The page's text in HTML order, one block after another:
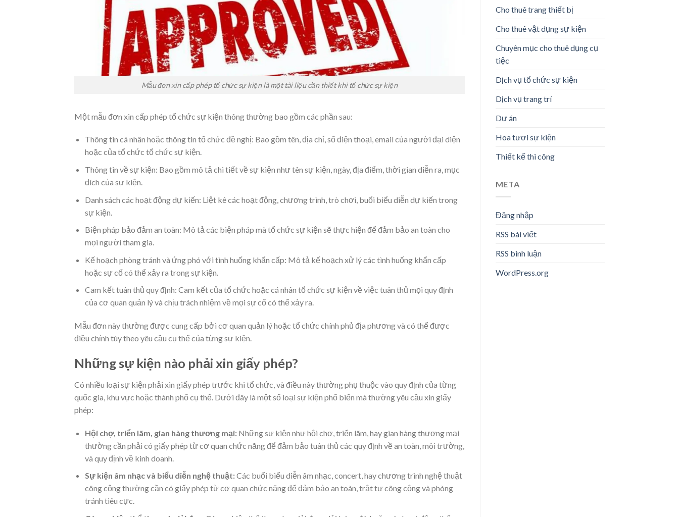
Mẫu đơn xin cấp phép tổ chức sự kiện là một tài liệu cần thiết khi tổ chức sự kiện
Một mẫu đơn xin cấp phép tổ chức sự kiện thông thường bao gồm các phần sau:
Thông tin cá nhân hoặc thông tin tổ chức đề nghị: Bao gồm tên, địa chỉ, số điện thoại, email của người đại diện
hoặc của tổ chức tổ chức sự kiện.
Thông tin về sự kiện: Bao gồm mô tả chi tiết về sự kiện như tên sự kiện, ngày, địa điểm, thời gian diễn ra, mục
đích của sự kiện.
Danh sách các hoạt động dự kiến: Liệt kê các hoạt động, chương trình, trò chơi, buổi biểu diễn dự kiến trong
sự kiện.
Biện pháp bảo đảm an toàn: Mô tả các biện pháp mà tổ chức sự kiện sẽ thực hiện để đảm bảo an toàn cho
mọi người tham gia.
Kế hoạch phòng tránh và ứng phó với tình huống khẩn cấp: Mô tả kế hoạch xử lý các tình huống khẩn cấp
hoặc sự cố có thể xảy ra trong sự kiện.
Cam kết tuân thủ quy định: Cam kết của tổ chức hoặc cá nhân tổ chức sự kiện về việc tuân thủ mọi quy định
của cơ quan quản lý và chịu trách nhiệm về mọi sự cố có thể xảy ra.
Mẫu đơn này thường được cung cấp bởi cơ quan quản lý hoặc tổ chức chính phủ địa phương và có thể được
điều chỉnh tùy theo yêu cầu cụ thể của từng sự kiện.
Những sự kiện nào phải xin giấy phép?
Có nhiều loại sự kiện phải xin giấy phép trước khi tổ chức, và điều này thường phụ thuộc vào quy định của từng
quốc gia, khu vực hoặc thành phố cụ thể. Dưới đây là một số loại sự kiện phổ biến mà thường yêu cầu xin giấy
phép:
Hội chợ, triển lãm, gian hàng thương mại:Những sự kiện như hội chợ, triển lãm, hay gian hàng thương mại
thường cần phải có giấy phép từ cơ quan chức năng để đảm bảo tuân thủ các quy định về an toàn, môi trường,
và quy định về kinh doanh.
Sự kiện âm nhạc và biểu diễn nghệ thuật:Các buổi biểu diễn âm nhạc, concert, hay chương trình nghệ thuật
công cộng thường cần có giấy phép từ cơ quan chức năng để đảm bảo an toàn, trật tự công cộng và phòng
tránh tiêu cực.
Cho thuê trang thiết bị
Cho thuê vật dụng sự kiện
Chuyên mục cho thuê dụng cụ
tiệc
Dịch vụ tổ chức sự kiện
Dịch vụ trang trí
Dự án
Hoa tươi sự kiện
Thiết kế thi công
META
Đăng nhập
RSS bài viết
RSS bình luận
WordPress.org